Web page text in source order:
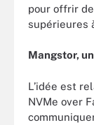
pour offrir
supérieures
Mangstor,
L’idée est
NVMe over